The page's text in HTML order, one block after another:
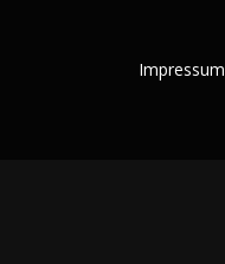
Impressum